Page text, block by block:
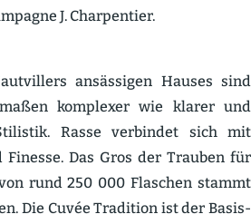
J. Charpentier.
ansäs­sigen Hauses sind
komplexer wie klarer und
Rasse verbindet sich mit
Das Gros der Trauben für
rund 250 000 Flaschen stammt
Die Cuvée Tradition ist der Basis-